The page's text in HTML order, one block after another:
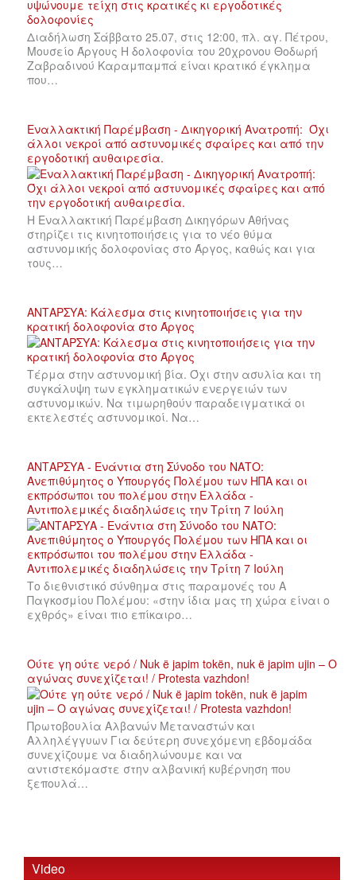
Διαδήλωση Σάββατο 25.07, στις 12:00, πλ. αγ. Πέτρου,
Μουσείο Άργους Η δολοφονία του 20χρονου Θοδωρή
Ζαβραδινού Καραμπαμπά είναι κρατικό έγκλημα
που…
Εναλλακτική Παρέμβαση - Δικηγορική Ανατροπή: Όχι
άλλοι νεκροί από αστυνομικές σφαίρες και από την
εργοδοτική αυθαιρεσία.
Η Εναλλακτική Παρέμβαση Δικηγόρων Αθήνας
στηρίζει τις κινητοποιήσεις για το νέο θύμα
αστυνομικής δολοφονίας στο Άργος, καθώς και για
τους…
ΑΝΤΑΡΣΥΑ: Κάλεσμα στις κινητοποιήσεις για την
κρατική δολοφονία στο Άργος
Τέρμα στην αστυνομική βία. Όχι στην ασυλία και τη
συγκάλυψη των εγκληματικών ενεργειών των
αστυνομικών. Να τιμωρηθούν παραδειγματικά οι
εκτελεστές αστυνομικοί. Να…
ΑΝΤΑΡΣΥΑ - Ενάντια στη Σύνοδο του ΝΑΤΟ:
Ανεπιθύμητος ο Υπουργός Πολέμου των ΗΠΑ και οι
εκπρόσωποι του πολέμου στην Ελλάδα -
Αντιπολεμικές διαδηλώσεις την Τρίτη 7 Ιούλη
Το διεθνιστικό σύνθημα στις παραμονές του Α
Παγκοσμίου Πολέμου: «στην ίδια μας τη χώρα είναι ο
εχθρός» είναι πιο επίκαιρο…
Ούτε γη ούτε νερό / Nuk ë japim tokën, nuk ë japim ujin – Ο
αγώνας συνεχίζεται! / Protesta vazhdon!
Πρωτοβουλία Αλβανών Μεταναστών και
Αλληλέγγυων Για δεύτερη συνεχόμενη εβδομάδα
συνεχίζουμε να διαδηλώνουμε και να
αντιστεκόμαστε στην αλβανική κυβέρνηση που
ξεπουλά…
Video